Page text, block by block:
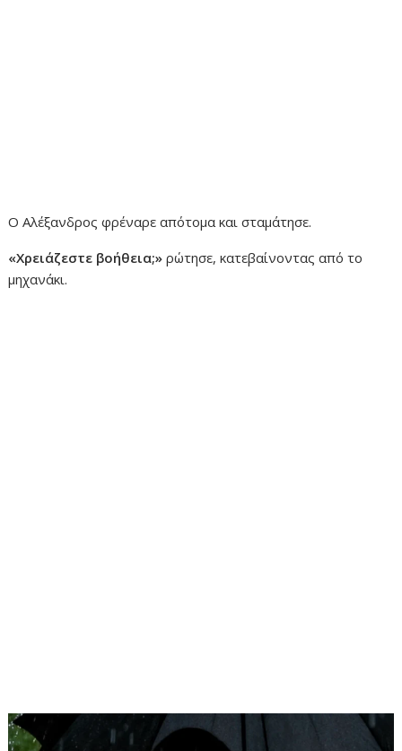
Ο Αλέξανδρος φρέναρε απότομα και σταμάτησε.
«Χρειάζεστε βοήθεια;» ρώτησε, κατεβαίνοντας από το
μηχανάκι.